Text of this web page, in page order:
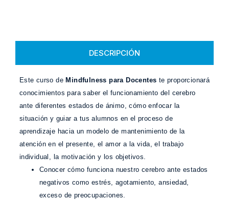
DESCRIPCIÓN
Este curso de Mindfulness para Docentes te proporcionará
conocimientos para saber el funcionamiento del cerebro
ante diferentes estados de ánimo, cómo enfocar la
situación y guiar a tus alumnos en el proceso de
aprendizaje hacia un modelo de mantenimiento de la
atención en el presente, el amor a la vida, el trabajo
individual, la motivación y los objetivos.
Conocer cómo funciona nuestro cerebro ante estados
negativos como estrés, agotamiento, ansiedad,
exceso de preocupaciones.